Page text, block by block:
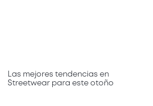
Las mejores tendencias en
Streetwear para este otoño